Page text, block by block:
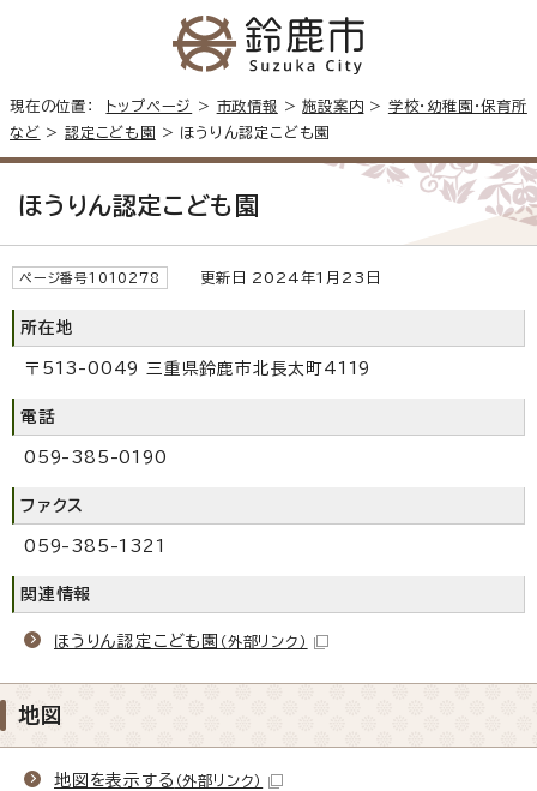
現在の位置： トップページ > 市政情報 >施設案内 > 学校・幼稚園・保育所
など >認定こども園 > ほうりん認定こども園
ほうりん認定こども園
ページ番号1010278 更新日 2024年1月23日
所在地
〒513-0049 三重県鈴鹿市北長太町4119
電話
059-385-0190
ファクス
059-385-1321
関連情報
ほうりん認定こども園 （外部リンク）
地図
地図を表示する （外部リンク）